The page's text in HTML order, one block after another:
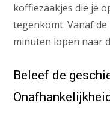
koffiezaakjes die je
tegenkomt. Vanaf de
minuten lopen naar
Beleef de